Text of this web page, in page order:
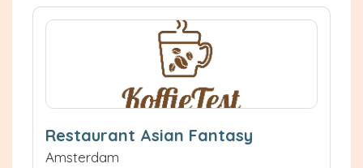
Restaurant Asian Fantasy
Amsterdam